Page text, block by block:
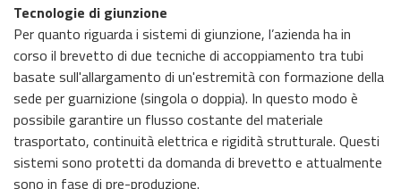
Tecnologie di giunzione
Per quanto riguarda i sistemi di giunzione, l’azienda ha in
corso il brevetto di due tecniche di accoppiamento tra tubi
basate sull'allargamento di un'estremità con formazione della
sede per guarnizione (singola o doppia). In questo modo è
possibile garantire un flusso costante del materiale
trasportato, continuità elettrica e rigidità strutturale. Questi
sistemi sono protetti da domanda di brevetto e attualmente
sono in fase di pre-produzione.